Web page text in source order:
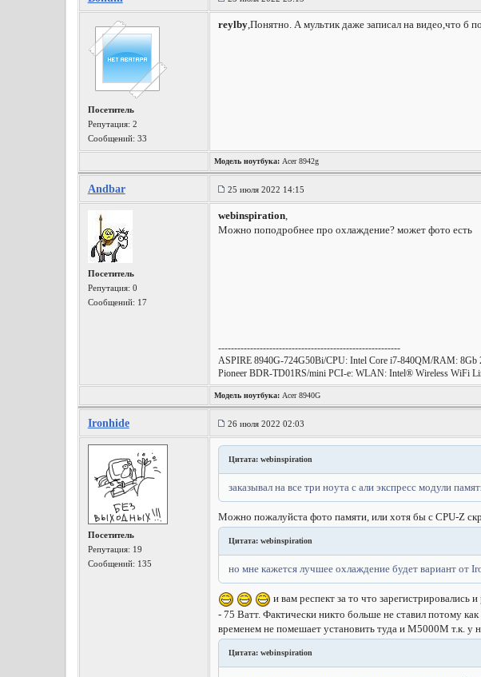
Посетитель
Репутация: 2
Сообщений: 33
reylby,Понятно. А мультик даже записал на видео,что б
Модель ноутбука:Acer 8942g
Andbar 25 июля 2022 14:15
Посетитель
Репутация: 0
Сообщений: 17
webinspiration,
Можно поподробнее про охлаждение? может фото есть
---------------------------------------------------------
ASPIRE 8940G-724G50Bi/CPU: Intel Core i7-840QM/RAM:
Pioneer BDR-TD01RS/mini PCI-e: WLAN: Intel® Wireless WiFi
Модель ноутбука:Acer 8940G
Ironhide 26 июля 2022 02:03
Посетитель
Репутация: 19
Сообщений: 135
Цитата: webinspiration
заказывал на все три ноута с али экспресс модули
Можно пожалуйста фото памяти, или хотя бы с CPU-Z
Цитата: webinspiration
но мне кажется лучшее охлаждение будет вариант от
и вам респект за то что
- 75 Ватт. Фактически никто больше не ставил потому
временем не помешает установить туда и М5000М т.к. у
Цитата: webinspiration